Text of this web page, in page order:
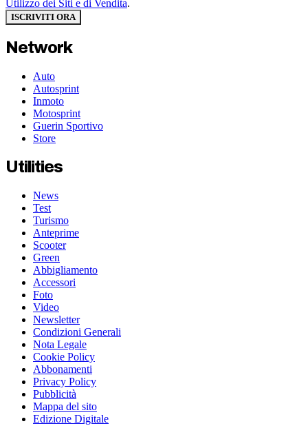
Utilizzo dei Siti e di Vendita.
ISCRIVITI ORA
Network
Auto
Autosprint
Inmoto
Motosprint
Guerin Sportivo
Store
Utilities
News
Test
Turismo
Anteprime
Scooter
Green
Abbigliamento
Accessori
Foto
Video
Newsletter
Condizioni Generali
Nota Legale
Cookie Policy
Abbonamenti
Privacy Policy
Pubblicità
Mappa del sito
Edizione Digitale